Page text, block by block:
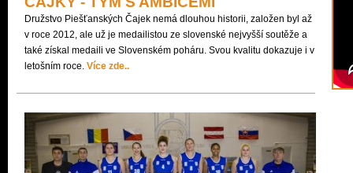
Družstvo Piešťanských Čajek nemá dlouhou historii, založen byl až
v roce 2012, ale už je medailistou ze slovenské nejvyšší soutěže a
také získal medaili ve Slovenském poháru. Svou kvalitu dokazuje i v
letošním roce. Více zde..